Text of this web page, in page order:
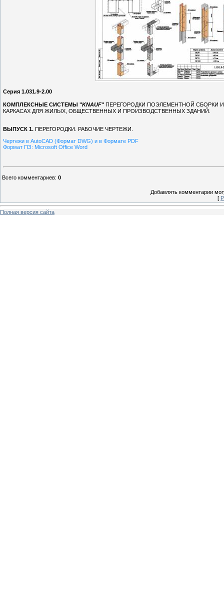
Серия 1.031.9-2.00
КОМПЛЕКСНЫЕ СИСТЕМЫ "KNAUF" ПЕРЕГОРОДКИ ПОЭЛЕМЕНТНОЙ СБОРКИ
КАРКАСАХ ДЛЯ ЖИЛЫХ, ОБЩЕСТВЕННЫХ И ПРОИЗВОДСТВЕННЫХ ЗДАНИЙ.
ВЫПУСК 1. ПЕРЕГОРОДКИ
РАБОЧИЕ ЧЕРТЕЖИ.
Чертежи в AutoCAD (Формат DWG) и в Формате PDF
Формат ПЗ: Microsoft Office Word
Всего комментариев: 0
Добавлять комментарии
[
Полная версия сайта